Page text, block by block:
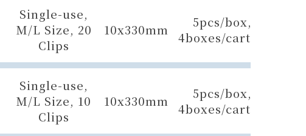
Single-use,
M/L Size, 20
Clips
10x330mm
5pcs/box,
4boxes/carton
Single-use,
M/L Size, 10
Clips
10x330mm
5pcs/box,
4boxes/carton